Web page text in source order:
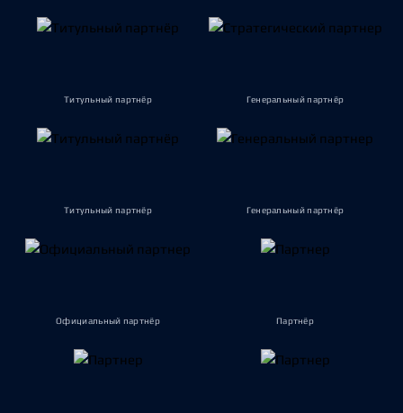
Титульный партнёр Генеральный партнёр
Титульный партнёр Генеральный партнёр
Официальный партнёр Партнёр